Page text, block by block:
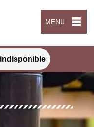
MENU
indisponible